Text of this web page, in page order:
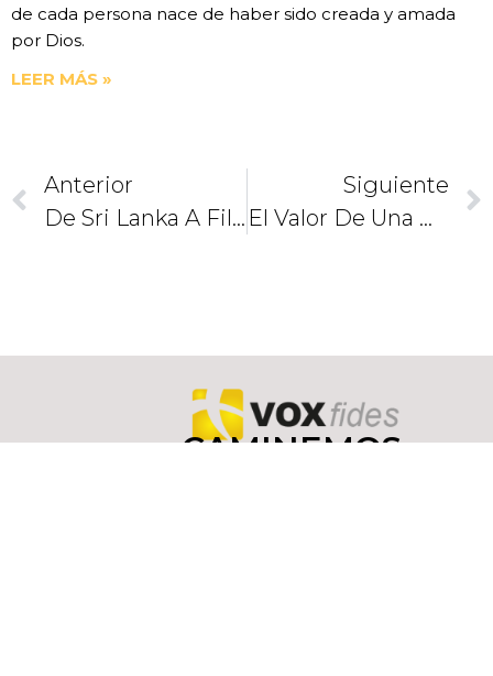
de cada persona nace de haber sido creada y amada
por Dios.
LEER MÁS »
Anterior
De Sri Lanka A Filipinas, Francisco, Un Misionero En Asia
Siguiente
El Valor De Una Madre
CAMINEMOS